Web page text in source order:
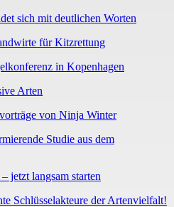
sich mit deutlichen Worten
für Kitzrettung
in Kopenhagen
Arten
von Ninja Winter
Studie aus dem
jetzt langsam starten
Schlüsselakteure der Artenvielfalt!